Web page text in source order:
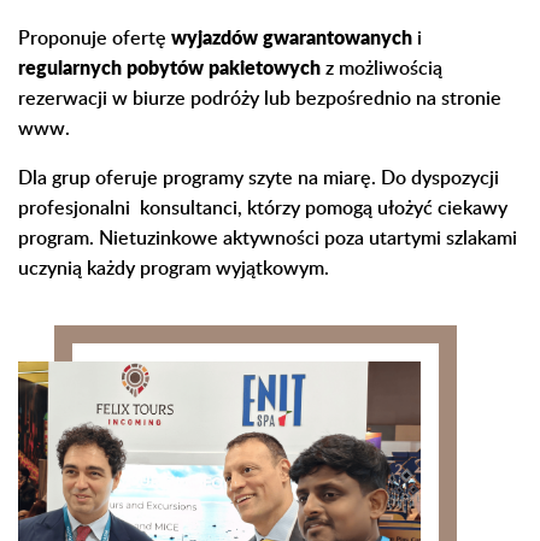
Proponuje ofertę wyjazdów gwarantowanych i
regularnych pobytów pakietowych z możliwością
rezerwacji w biurze podróży lub bezpośrednio na stronie
www.
Dla grup oferuje programy szyte na miarę. Do dyspozycji
profesjonalni konsultanci, którzy pomogą ułożyć ciekawy
program. Nietuzinkowe aktywności poza utartymi szlakami
uczynią każdy program wyjątkowym.